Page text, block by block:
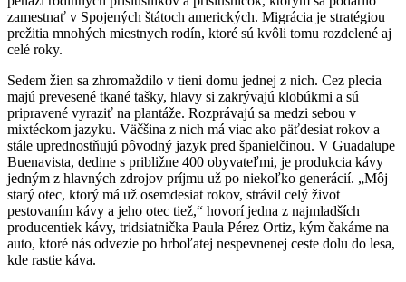
zamestnať v Spojených štátoch amerických. Migrácia je stratégiou
prežitia mnohých miestnych rodín, ktoré sú kvôli tomu rozdelené aj
celé roky.
Sedem žien sa zhromaždilo v tieni domu jednej z nich. Cez plecia
majú prevesené tkané tašky, hlavy si zakrývajú klobúkmi a sú
pripravené vyraziť na plantáže. Rozprávajú sa medzi sebou v
mixtéckom jazyku. Väčšina z nich má viac ako päťdesiat rokov a
stále uprednostňujú pôvodný jazyk pred španielčinou. V Guadalupe
Buenavista, dedine s približne 400 obyvateľmi, je produkcia kávy
jedným z hlavných zdrojov príjmu už po niekoľko generácií. „Môj
starý otec, ktorý má už osemdesiat rokov, strávil celý život
pestovaním kávy a jeho otec tiež,“ hovorí jedna z najmladších
producentiek kávy, tridsiatnička Paula Pérez Ortiz, kým čakáme na
auto, ktoré nás odvezie po hrboľatej nespevnenej ceste dolu do lesa,
kde rastie káva.